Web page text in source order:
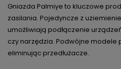
Gniazda Palmiye to kluczowe
zasilania. Pojedyncze z
umożliwiają podłączenie
czy narzędzia. Podwójne modele
eliminując przedłużacze.